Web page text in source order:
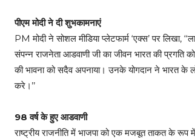
पीएम मोदी ने दी शुभकामनाएं
PM मोदी ने सोशल मीडिया प्लेटफार्म ‘एक्स’ पर लिखा,
संपन्न राजनेता आडवाणी जी का जीवन भारत की प्रगति को
की भावना को सदैव अपनाया। उनके योगदान ने भारत के
करे।’’
98 वर्ष के हुए आडवाणी
राष्ट्रीय राजनीति में भाजपा को एक मजबूत ताकत के